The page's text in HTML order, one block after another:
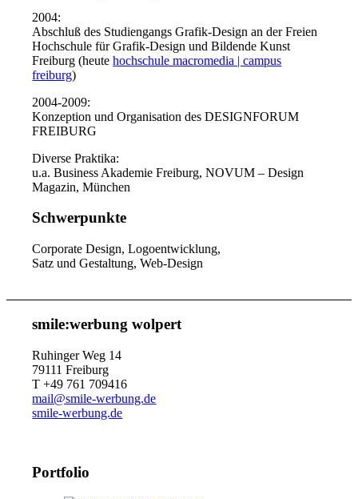
2004:
Abschluß des Studiengangs Grafik-Design an der Freien
Hochschule für Grafik-Design und Bildende Kunst
Freiburg (heutehochschule macromedia | campus
freiburg)
2004-2009:
Konzeption und Organisation des DESIGNFORUM
FREIBURG
Diverse Praktika:
u.a. Business Akademie Freiburg, NOVUM – Design
Magazin, München
Schwerpunkte
Corporate Design, Logoentwicklung,
Satz und Gestaltung, Web-Design
smile:werbung wolpert
Ruhinger Weg 14
79111 Freiburg
T +49 761 709416
mail@smile-werbung.de
smile-werbung.de
Portfolio